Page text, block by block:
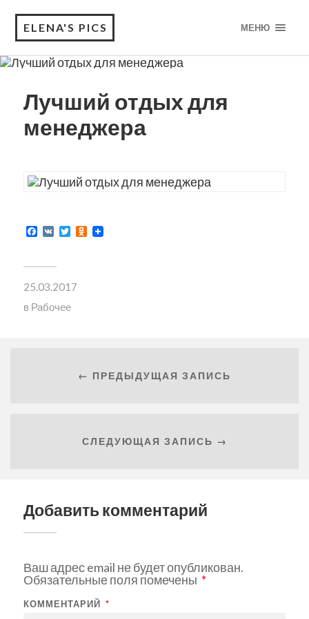
ELENA'S PICS МЕНЮ
Лучший отдых для
менеджера
Facebook
VKTwitterOdnoklassniki
25.03.2017
в Рабочее
← ПРЕДЫДУЩАЯ ЗАПИСЬ
СЛЕДУЮЩАЯ ЗАПИСЬ →
Добавить комментарий
Ваш адрес email не будет опубликован.
Обязательные поля помечены *
КОММЕНТАРИЙ *